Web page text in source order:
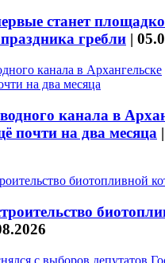
станет
гребли |
канала в
почти на два месяца |